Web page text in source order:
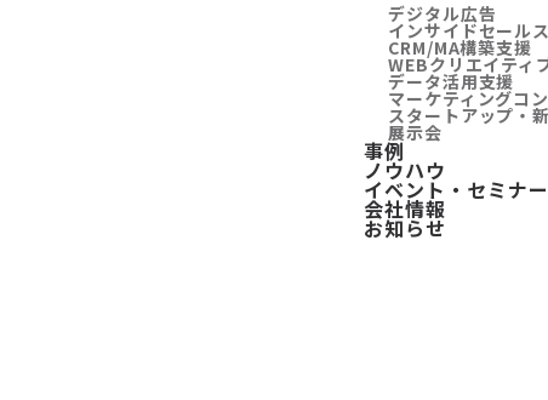
デジタル広告
インサイドセールス
CRM/MA構築支援
WEBクリエイティ
データ活用支援
マーケティングコ
スタートアップ・
展示会
事例
ノウハウ
イベント・セミナー
会社情報
お知らせ